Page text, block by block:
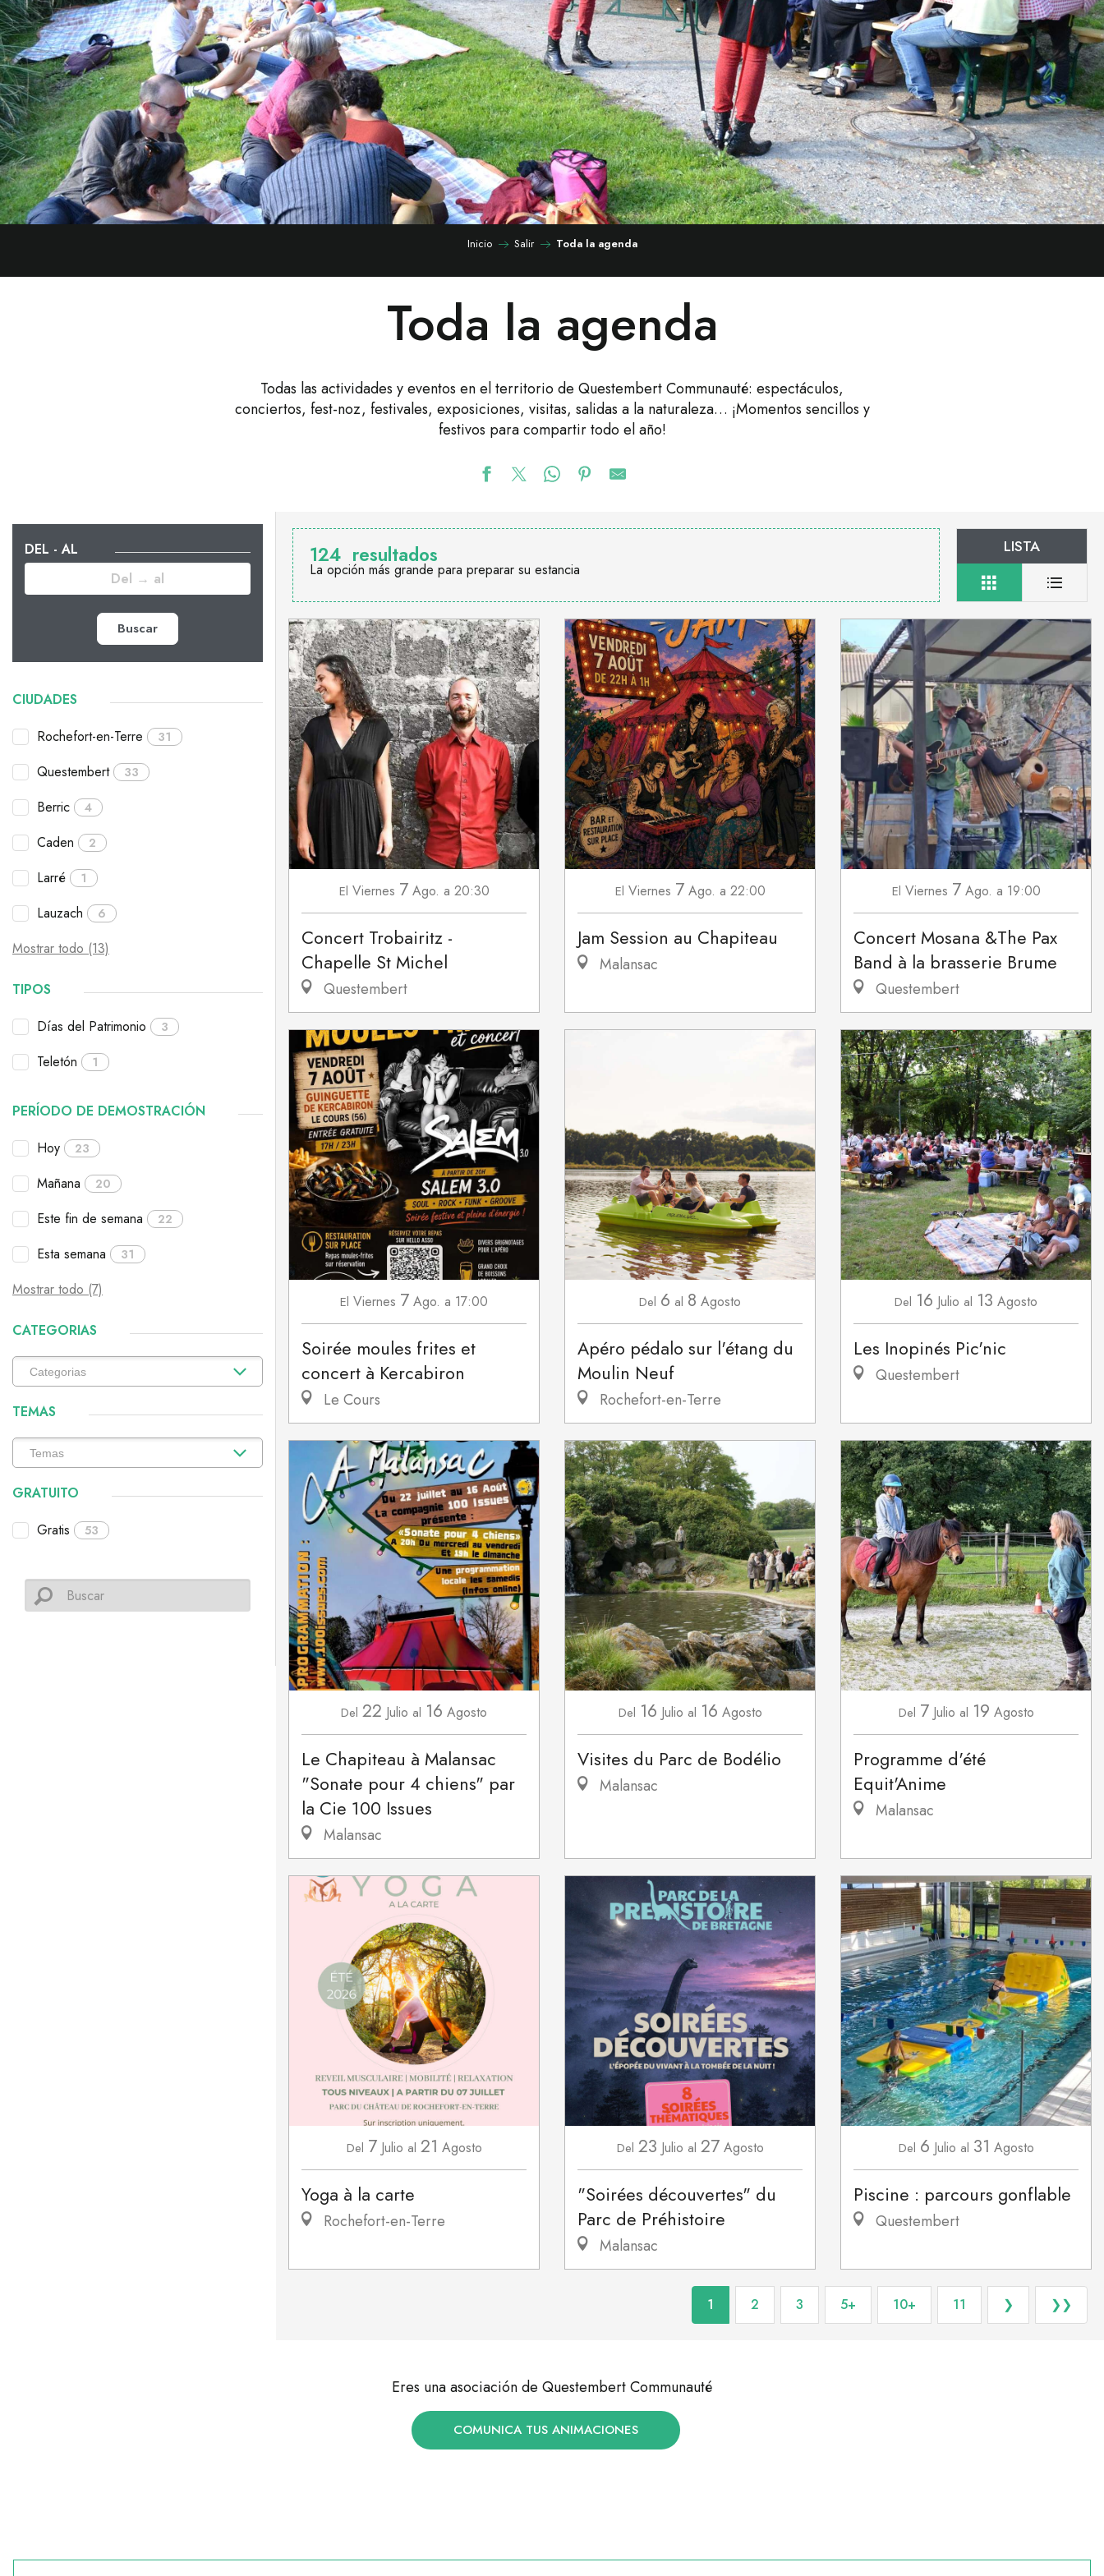
Inicio Salir Toda la agenda
Toda la agenda
Todas las actividades y eventos en el territorio de Questembert Communauté: espectáculos,
conciertos, fest-noz, festivales, exposiciones, visitas, salidas a la naturaleza… ¡Momentos sencillos y
festivos para compartir todo el año!
DEL - AL
Buscar
CIUDADES
Rochefort-en-Terre
31
Questembert 33
Berric 4
Caden 2
Larré 1
Lauzach 6
Mostrar todo (13)
TIPOS
Días del Patrimonio
3
Teletón 1
PERÍODO DE DEMOSTRACIÓN
Hoy
23
Mañana 20
Este fin de semana 22
Esta semana 31
Mostrar todo (7)
CATEGORIAS
TEMAS
GRATUITO
Gratis
53
124 resultados
La opción más grande para preparar su estancia
LISTA
El Viernes 7 Ago. a 20:30
Concert Trobairitz -
Chapelle St Michel
Questembert
El Viernes 7 Ago. a 22:00
Jam Session au Chapiteau
Malansac
El Viernes 7 Ago. a 19:00
Concert Mosana &The Pax
Band à la brasserie Brume
Questembert
El Viernes 7 Ago. a 17:00
Soirée moules frites et
concert à Kercabiron
Le Cours
Del 6 al 8 Agosto
Apéro pédalo sur l'étang du
Moulin Neuf
Rochefort-en-Terre
Del 16 Julio al 13 Agosto
Les Inopinés Pic'nic
Questembert
Del 22 Julio al 16 Agosto
Le Chapiteau à Malansac
"Sonate pour 4 chiens" par
la Cie 100 Issues
Malansac
Del 16 Julio al 16 Agosto
Visites du Parc de Bodélio
Malansac
Del 7 Julio al 19 Agosto
Programme d'été
Equit'Anime
Malansac
Del 7 Julio al 21 Agosto
Yoga à la carte
Rochefort-en-Terre
Del 23 Julio al 27 Agosto
"Soirées découvertes" du
Parc de Préhistoire
Malansac
Del 6 Julio al 31 Agosto
Piscine : parcours gonflable
Questembert
1 2 3 5+ 10+ 11 ❯ ❯❯
Eres una asociación de Questembert Communauté
COMUNICA TUS ANIMACIONES